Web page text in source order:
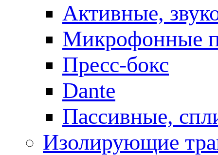
Активные,
Микрофонные
Пресс-бокс
Dante
Пассивные,
Изолирующие